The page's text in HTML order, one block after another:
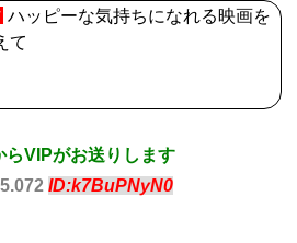
ハッピーな気持ちになれる映画を
て
らVIPがお送りします
ID:k7BuPNyN0